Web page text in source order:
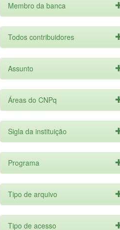
Membro da banca
Todos contribuidores
Assunto
Áreas do CNPq
Sigla da instituição
Programa
Tipo de arquivo
Tipo de acesso